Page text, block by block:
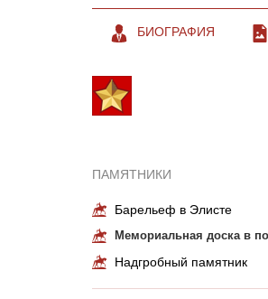
БИОГРАФИЯ
ПАМЯТНИКИ
Барельеф в Элисте
Мемориальная доска в
Надгробный памятник